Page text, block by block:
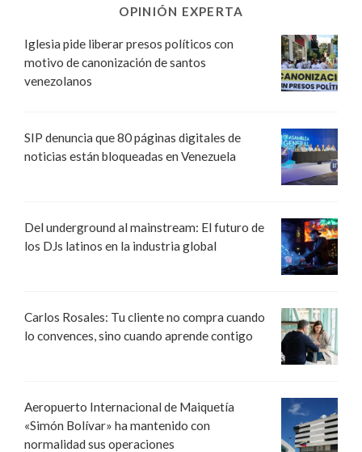
OPINIÓN EXPERTA
Iglesia pide liberar presos políticos con
motivo de canonización de santos
venezolanos
SIP denuncia que 80 páginas digitales de
noticias están bloqueadas en Venezuela
Del underground al mainstream: El futuro de
los DJs latinos en la industria global
Carlos Rosales: Tu cliente no compra cuando
lo convences, sino cuando aprende contigo
Aeropuerto Internacional de Maiquetía
«Simón Bolívar» ha mantenido con
normalidad sus operaciones